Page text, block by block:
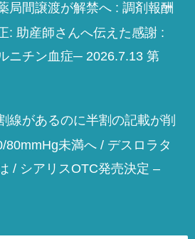
局間譲渡が解禁へ : 調剤報酬
: 助産師さんへ伝えた感謝 :
ニチン血症─ 2026.7.13 第
線があるのに半割の記載が削
80mmHg未満へ / デスロラタ
/ シアリスOTC発売決定 –